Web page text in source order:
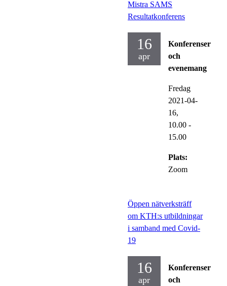
Mistra SAMS
Resultatkonferens
16
apr
Konferenser
och
evenemang
Fredag
2021-04-
16,
10.00 -
15.00
Plats:
Zoom
Öppen nätverksträff
om KTH:s utbildningar
i samband med Covid-
19
16
apr
Konferenser
och